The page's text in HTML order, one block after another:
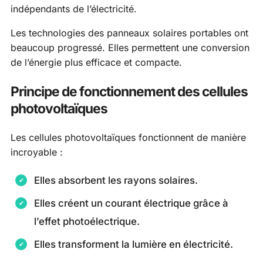
indépendants de l’électricité.
Les technologies des panneaux solaires portables ont
beaucoup progressé. Elles permettent une conversion
de l’énergie plus efficace et compacte.
Principe de fonctionnement des cellules
photovoltaïques
Les cellules photovoltaïques fonctionnent de manière
incroyable :
Elles absorbent les rayons solaires.
Elles créent un courant électrique grâce à
l’effet photoélectrique.
Elles transforment la lumière en électricité.